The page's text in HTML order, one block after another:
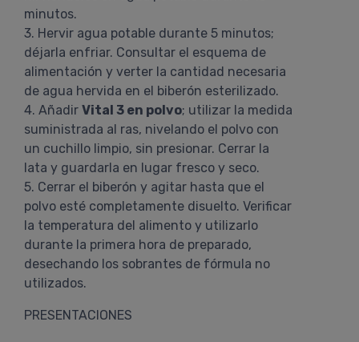
minutos.
3. Hervir agua potable durante 5 minutos;
déjarla enfriar. Consultar el esquema de
alimentación y verter la cantidad necesaria
de agua hervida en el biberón esterilizado.
4. Añadir Vital 3 en polvo; utilizar la medida
suministrada al ras, nivelando el polvo con
un cuchillo limpio, sin presionar. Cerrar la
lata y guardarla en lugar fresco y seco.
5. Cerrar el biberón y agitar hasta que el
polvo esté completamente disuelto. Verificar
la temperatura del alimento y utilizarlo
durante la primera hora de preparado,
desechando los sobrantes de fórmula no
utilizados.
PRESENTACIONES